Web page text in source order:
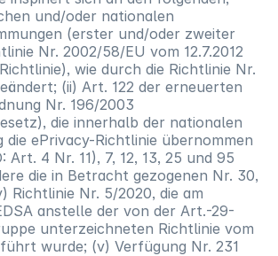
und/oder nationalen
(erster und/oder zweiter
Nr. 2002/58/EU vom 12.7.2012
wie durch die Richtlinie Nr.
(ii) Art. 122 der erneuerten
Nr. 196/2003
die innerhalb der nationalen
die ePrivacy-Richtlinie übernommen
Art. 4 Nr. 11), 7, 12, 13, 25 und 95
die in Betracht gezogenen Nr. 30,
Richtlinie Nr. 5/2020, die am
anstelle der von der Art.-29-
unterzeichneten Richtlinie vom
wurde; (v) Verfügung Nr. 231